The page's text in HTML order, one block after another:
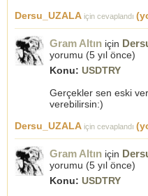
Dersu_UZALA için cevaplandı
Gram Altın için
yorumu (5 yıl önce)
Konu: USDTRY
Gerçekler sen eski
verebilirsin:)
Dersu_UZALA için cevaplandı
Gram Altın için
yorumu (5 yıl önce)
Konu: USDTRY